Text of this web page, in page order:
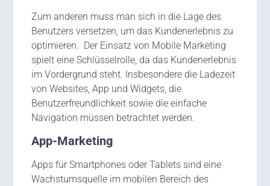
Zum anderen muss man sich in die Lage des
Benutzers versetzen, um das Kundenerlebnis zu
optimieren. Der Einsatz von Mobile Marketing
spielt eine Schlüsselrolle, da das Kundenerlebnis
im Vordergrund steht. Insbesondere die Ladezeit
von Websites, App und Widgets, die
Benutzerfreundlichkeit sowie die einfache
Navigation müssen betrachtet werden.
App-Marketing
Apps für Smartphones oder Tablets sind eine
Wachstumsquelle im mobilen Bereich des